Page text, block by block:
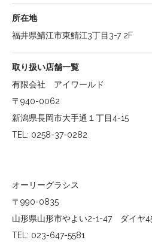
所在地
福井県鯖江市東鯖江3丁目3-7 2F
取り扱い店舗一覧
有限会社 アイワールド
〒940-0062
新潟県長岡市大手通１丁目4-15
TEL: 0258-37-0282
オーリーグラシス
〒990-0835
山形県山形市やよい2-1-47 ダイヤ
TEL: 023-647-5581